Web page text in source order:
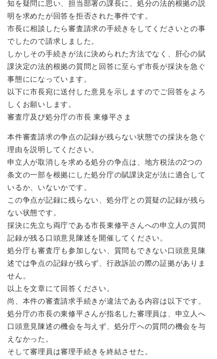
防災・安全
防
災
・
安
全
の
ニ
ー
を
ひ
く
子育て・教育
子
育
教
の
ニ
を
ひ
く
健康・医療・福祉
健
医
・
祉
の
ュ
を
ひ
ら
く
スポーツ・文化
ス
ポ
・
文
メ
ュ
ー
ひ
ら
まちづくり・環境
ち
づ
り
境
の
メ
ニ
ュ
ひ
ら
しごと・産業
ご
・
業
の
メ
ー
を
ひ
ら
市政情報
市
政
報
の
ニ
ュ
ー
を
ひ
く
知を疑問に思い、担当部署の課長に、処分の法的根拠の説
明を求めたが回答を拒否された事件です。
市長に相談したら審査請求の手続きをしてくださいとの事
でしたので請求しました。
しかしその手続きが法に決められた方法でなく、肝心の賦
課決定の法的根拠の質問と回答に至らず市長が採決を急ぐ
事態にになっています。
以下に市長宛に送付した意見を示しますのでご回答をよろ
しくお願いします。
審査庁及び処分庁の市長 東修平さま
本件審査請求の争点の記録が残らない状態での採決を急ぐ
理由を説明してください。
申立人が取消しを求める処分の争点は、地方税法の2つの
条文の一部を根拠にした処分庁の賦課決定が法に適合して
いるか、いないかです。
この争点が記録に残らない、処分庁との質疑の記録が残ら
ない状態です。
採決に先立ち両庁である市長東修平さんへの申立人の質問
記録が残る口頭意見陳述を開催してください。
処分庁も審査庁も参加しない、質問もできない口頭意見陳
述では争点の記録が残らず、行政訴訟の際の証拠がありま
せん。
以上を文章にて回答ください。
尚、本件の審査請求手続きが違法である内容は以下です。
処分庁の市長の東修平さんが指名した審理員は、申立人へ
口頭意見陳述の機会を与えず、処分庁への質問の機会を与
えなかった。
そして審理員は審理手続きを終結させた。